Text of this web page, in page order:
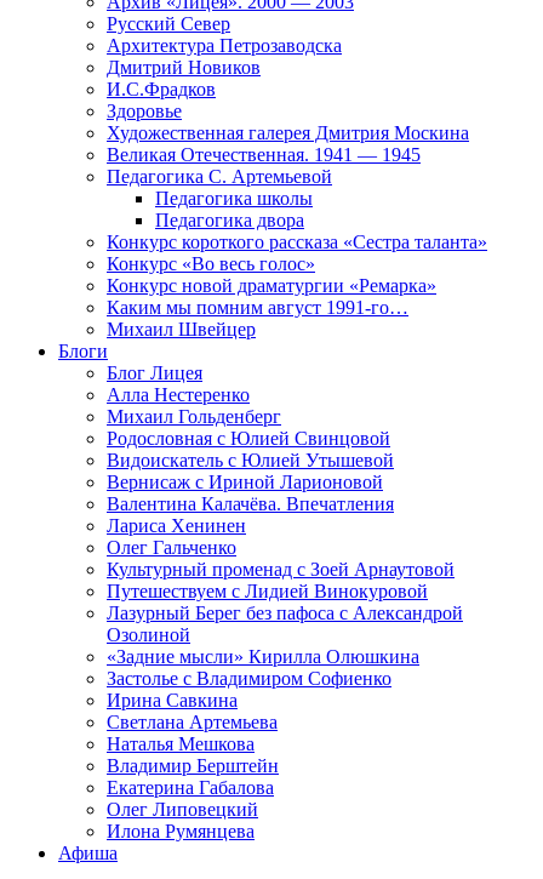
Русский Север
Архитектура Петрозаводска
Дмитрий Новиков
И.С.Фрадков
Здоровье
Художественная галерея Дмитрия Москина
Великая Отечественная. 1941 — 1945
Педагогика С. Артемьевой
Педагогика школы
Педагогика двора
Конкурс короткого рассказа «Сестра таланта»
Конкурс «Во весь голос»
Конкурс новой драматургии «Ремарка»
Каким мы помним август 1991-го…
Михаил Швейцер
Блоги
Блог Лицея
Алла Нестеренко
Михаил Гольденберг
Родословная с Юлией Свинцовой
Видоискатель с Юлией Утышевой
Вернисаж с Ириной Ларионовой
Валентина Калачёва. Впечатления
Лариса Хенинен
Олег Гальченко
Культурный променад с Зоей Арнаутовой
Путешествуем с Лидией Винокуровой
Лазурный Берег без пафоса с Александрой
Озолиной
«Задние мысли» Кирилла Олюшкина
Застолье с Владимиром Софиенко
Ирина Савкина
Светлана Артемьева
Наталья Мешкова
Владимир Берштейн
Екатерина Габалова
Олег Липовецкий
Илона Румянцева
Афиша